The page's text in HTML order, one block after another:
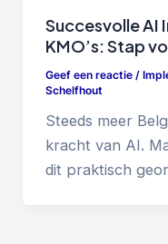
Succesvolle AI
KMO’s: Stap
Geef een reactie /
Schelfhout
Steeds meer
kracht van AI.
dit praktisch